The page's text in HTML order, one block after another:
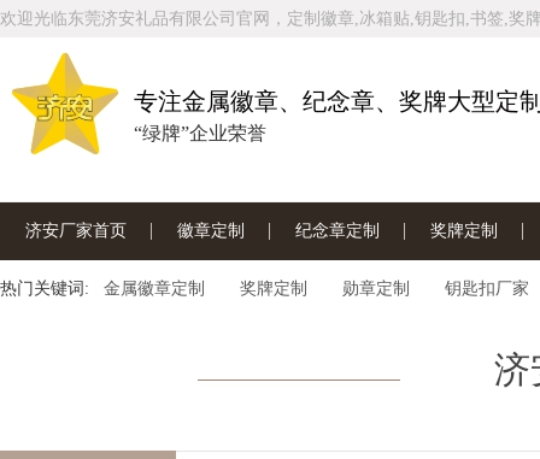
欢迎光临东莞济安礼品有限公司官网，定制徽章,冰箱贴,钥匙扣,书签,奖
专注金属徽章、纪念章、奖牌大型定
“绿牌”企业荣誉
济安厂家首页 徽章定制 纪念章定制 奖牌定制
联系济安工厂
热门关键词: 金属徽章定制 奖牌定制 勋章定制 钥匙扣厂家
济